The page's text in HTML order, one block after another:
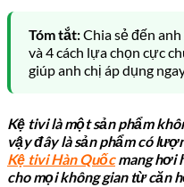
Tóm tắt:Chia sẻ đến
và 4 cách lựa chọn cực
giúp anh chị áp dụng
Kệ tivi là một sản phẩm
vậy đây là sản phẩm có
Kệ tivi Hàn Quốcmang hơi
cho mọi không gian từ căn